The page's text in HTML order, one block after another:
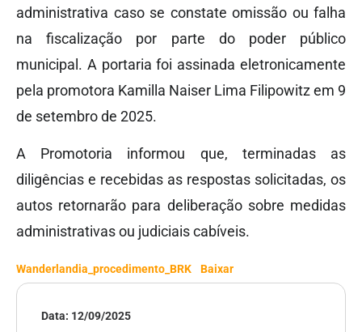
administrativa caso se constate omissão ou falha
na fiscalização por parte do poder público
municipal. A portaria foi assinada eletronicamente
pela promotora Kamilla Naiser Lima Filipowitz em 9
de setembro de 2025.
A Promotoria informou que, terminadas as
diligências e recebidas as respostas solicitadas, os
autos retornarão para deliberação sobre medidas
administrativas ou judiciais cabíveis.
Wanderlandia_procedimento_BRK Baixar
Data: 12/09/2025